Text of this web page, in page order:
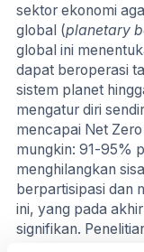
sektor ekonomi
global (planetary
global ini
dapat beroperasi
sistem planet
mengatur diri
mencapai Net
mungkin: 91-95%
menghilangkan
berpartisipasi dan
ini, yang pada
signifikan.